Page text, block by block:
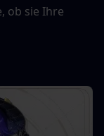
ob sie Ihre